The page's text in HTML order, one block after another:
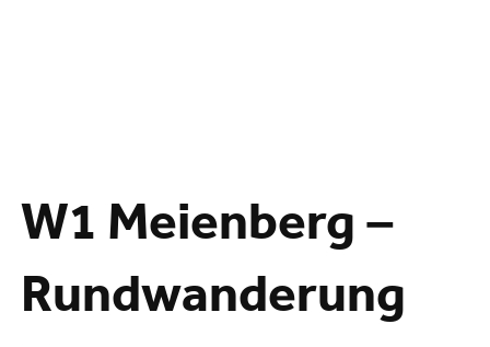
Lade
W1 Meienberg –
Rundwanderung